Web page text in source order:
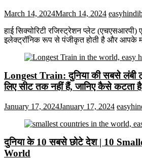
March 14, 2024March 14, 2024
हाई सिक्योरिटी रजिस्ट्रेशन प्लेट (एचएसआरपी)
इलेक्ट्रॉनिक रूप से पंजीकृत होती है और आपके
Longest Train: दुनिया की सबसे लंबी
लिए सीट तक ​​नहीं हैं, जानिए कैसे कटता
January 17, 2024January 17, 2024
दुनिया के 10 सबसे छोटे देश | 10
World